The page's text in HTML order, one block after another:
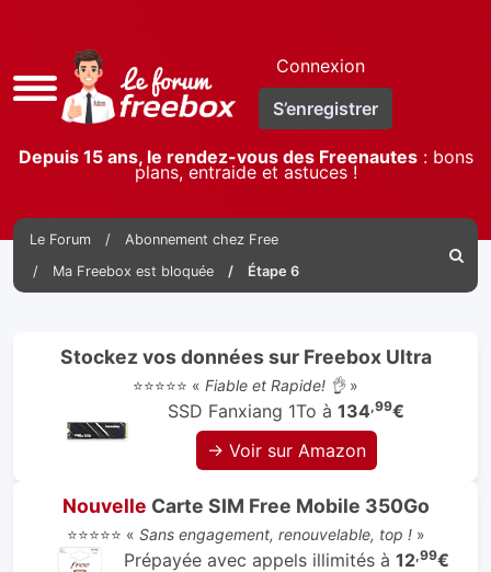
Accès
rapide
Connexion
S’enregistrer
Depuis 15 ans, le rendez-vous des Freenautes: bons
plans, entraide et astuces !
Le Forum
Abonnement chez Free
Ma Freebox est bloquée
Étape 6
Stockez vos données sur Freebox Ultra
⭐⭐⭐⭐⭐ « Fiable et Rapide! 👌»
SSD Fanxiang 1To à 134,99€
→ Voir sur Amazon
Nouvelle Carte SIM Free Mobile 350Go
⭐⭐⭐⭐⭐ « Sans engagement, renouvelable, top !»
Prépayée avec appels illimités à 12,99€